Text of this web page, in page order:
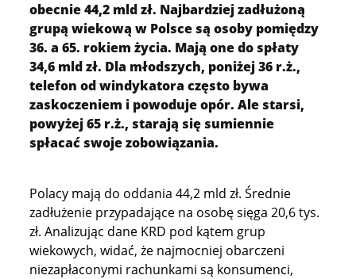
obecnie 44,2 mld zł. Najbardziej zadłużoną
grupą wiekową w Polsce są osoby pomiędzy
36. a 65. rokiem życia. Mają one do spłaty
34,6 mld zł. Dla młodszych, poniżej 36 r.ż.,
telefon od windykatora często bywa
zaskoczeniem i powoduje opór. Ale starsi,
powyżej 65 r.ż., starają się sumiennie
spłacać swoje zobowiązania.
Polacy mają do oddania 44,2 mld zł. Średnie
zadłużenie przypadające na osobę sięga 20,6 tys.
zł. Analizując dane KRD pod kątem grup
wiekowych, widać, że najmocniej obarczeni
niezapłaconymi rachunkami są konsumenci,